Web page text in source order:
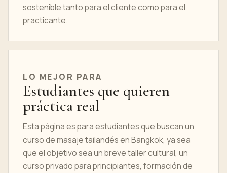
sostenible tanto para el cliente como para el
practicante.
LO MEJOR PARA
Estudiantes que quieren
práctica real
Esta página es para estudiantes que buscan un
curso de masaje tailandés en Bangkok, ya sea
que el objetivo sea un breve taller cultural, un
curso privado para principiantes, formación de